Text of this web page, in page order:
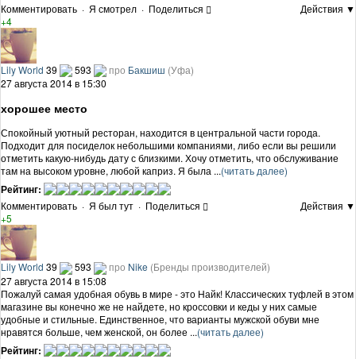
Комментировать · Я смотрел · Поделиться
Действия ▼
+4
Lily World 39 593 про Бакшиш (Уфа)
27 августа 2014 в 15:30
хорошее место
Спокойный уютный ресторан, находится в центральной части города.
Подходит для посиделок небольшими компаниями, либо если вы решили
отметить какую-нибудь дату с близкими. Хочу отметить, что обслуживание
там на высоком уровне, любой каприз. Я была ...(читать далее)
Рейтинг:
Комментировать · Я был тут · Поделиться
Действия ▼
+5
Lily World 39 593 про Nike (Бренды производителей)
27 августа 2014 в 15:08
Пожалуй самая удобная обувь в мире - это Найк! Классических туфлей в этом
магазине вы конечно же не найдете, но кроссовки и кеды у них самые
удобные и стильные. Единственное, что варианты мужской обуви мне
нравятся больше, чем женской, он более ...(читать далее)
Рейтинг: